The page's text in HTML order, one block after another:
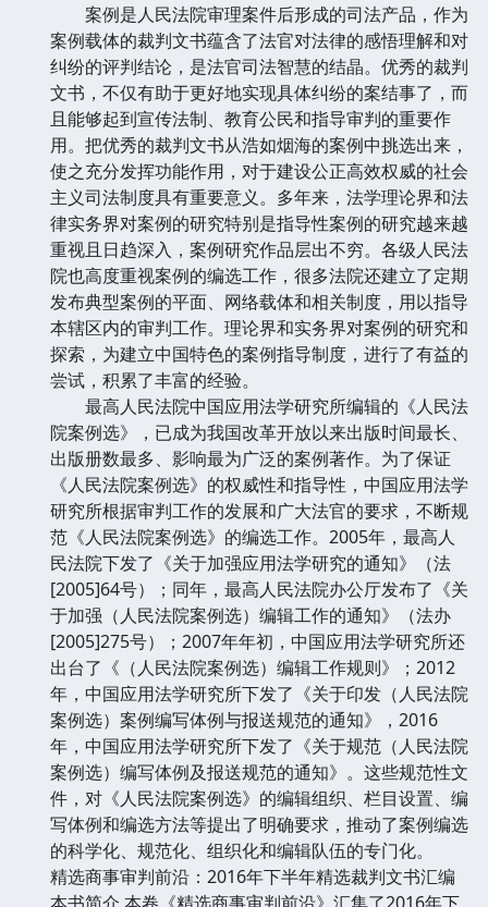
案例是人民法院审理案件后形成的司法产品，作为
案例载体的裁判文书蕴含了法官对法律的感悟理解和对
纠纷的评判结论，是法官司法智慧的结晶。优秀的裁判
文书，不仅有助于更好地实现具体纠纷的案结事了，而
且能够起到宣传法制、教育公民和指导审判的重要作
用。把优秀的裁判文书从浩如烟海的案例中挑选出来，
使之充分发挥功能作用，对于建设公正高效权威的社会
主义司法制度具有重要意义。多年来，法学理论界和法
律实务界对案例的研究特别是指导性案例的研究越来越
重视且日趋深入，案例研究作品层出不穷。各级人民法
院也高度重视案例的编选工作，很多法院还建立了定期
发布典型案例的平面、网络载体和相关制度，用以指导
本辖区内的审判工作。理论界和实务界对案例的研究和
探索，为建立中国特色的案例指导制度，进行了有益的
尝试，积累了丰富的经验。
最高人民法院中国应用法学研究所编辑的《人民法
院案例选》，已成为我国改革开放以来出版时间最长、
出版册数最多、影响最为广泛的案例著作。为了保证
《人民法院案例选》的权威性和指导性，中国应用法学
研究所根据审判工作的发展和广大法官的要求，不断规
范《人民法院案例选》的编选工作。2005年，最高人
民法院下发了《关于加强应用法学研究的通知》（法
[2005]64号）；同年，最高人民法院办公厅发布了《关
于加强（人民法院案例选）编辑工作的通知》（法办
[2005]275号）；2007年年初，中国应用法学研究所还
出台了《（人民法院案例选）编辑工作规则》；2012
年，中国应用法学研究所下发了《关于印发（人民法院
案例选）案例编写体例与报送规范的通知》，2016
年，中国应用法学研究所下发了《关于规范（人民法院
案例选）编写体例及报送规范的通知》。这些规范性文
件，对《人民法院案例选》的编辑组织、栏目设置、编
写体例和编选方法等提出了明确要求，推动了案例编选
的科学化、规范化、组织化和编辑队伍的专门化。
精选商事审判前沿：2016年下半年精选裁判文书汇编